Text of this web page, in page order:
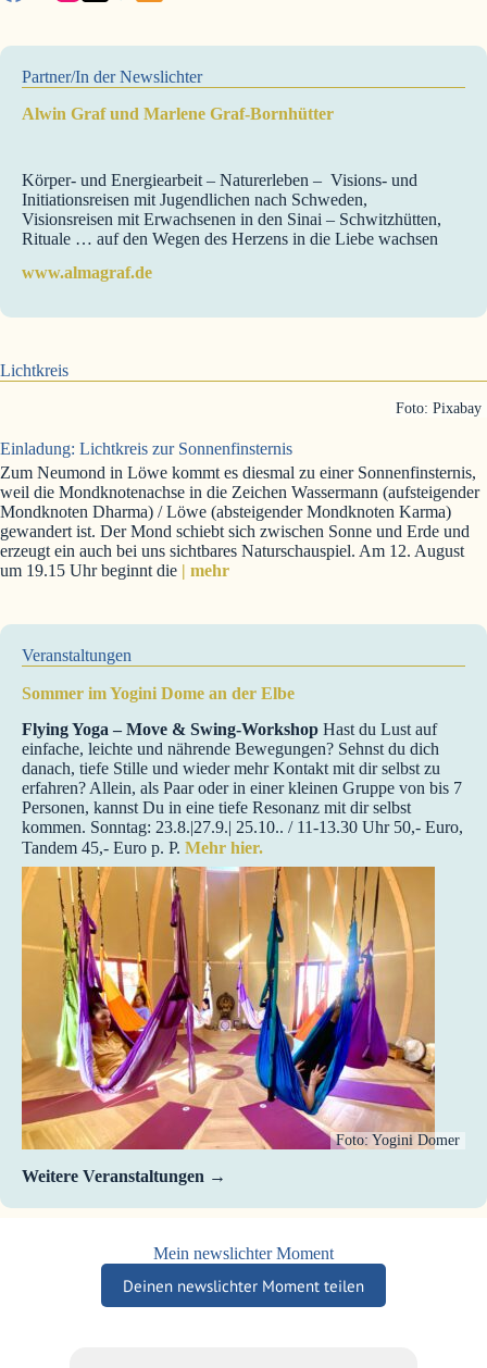
Partner/In der Newslichter
Alwin Graf und Marlene Graf-Bornhütter
Körper- und Energiearbeit – Naturerleben – Visions- und
Initiationsreisen mit Jugendlichen nach Schweden,
Visionsreisen mit Erwachsenen in den Sinai – Schwitzhütten,
Rituale … auf den Wegen des Herzens in die Liebe wachsen
www.almagraf.de
Lichtkreis
Foto: Pixabay
Einladung: Lichtkreis zur Sonnenfinsternis
Zum Neumond in Löwe kommt es diesmal zu einer Sonnenfinsternis,
weil die Mondknotenachse in die Zeichen Wassermann (aufsteigender
Mondknoten Dharma) / Löwe (absteigender Mondknoten Karma)
gewandert ist. Der Mond schiebt sich zwischen Sonne und Erde und
erzeugt ein auch bei uns sichtbares Naturschauspiel. Am 12. August
um 19.15 Uhr beginnt die | mehr
Veranstaltungen
Sommer im Yogini Dome an der Elbe
Flying Yoga – Move & Swing-Workshop Hast du Lust auf
einfache, leichte und nährende Bewegungen? Sehnst du dich
danach, tiefe Stille und wieder mehr Kontakt mit dir selbst zu
erfahren? Allein, als Paar oder in einer kleinen Gruppe von bis 7
Personen, kannst Du in eine tiefe Resonanz mit dir selbst
kommen. Sonntag: 23.8.|27.9.| 25.10.. / 11-13.30 Uhr 50,- Euro,
Tandem 45,- Euro p. P. Mehr hier.
Foto: Yogini Domer
Weitere Veranstaltungen
Mein newslichter Moment
Deinen newslichter Moment teilen